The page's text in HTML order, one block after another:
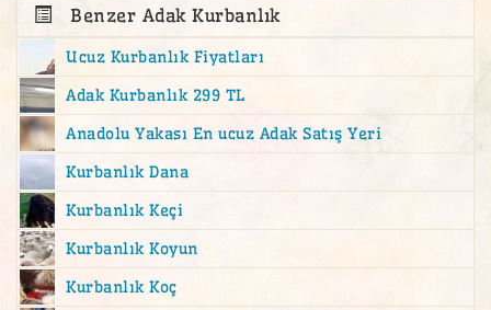
adaklık kuzu
Adalar Adak Kurban Satış Yeri
Ahmediye Mahallesi adak
akika
akika kesimi
akika kurban
akika kurbanı
Altıntepe Adak Kurban Satış Yeri
altunizade adak
Benzer Adak Kurbanlık
Ucuz Kurbanlık Fiyatları
Adak Kurbanlık 299 TL
Anadolu Yakası En ucuz Adak Satış Yeri
Kurbanlık Dana
Kurbanlık Keçi
Kurbanlık Koyun
Kurbanlık Koç